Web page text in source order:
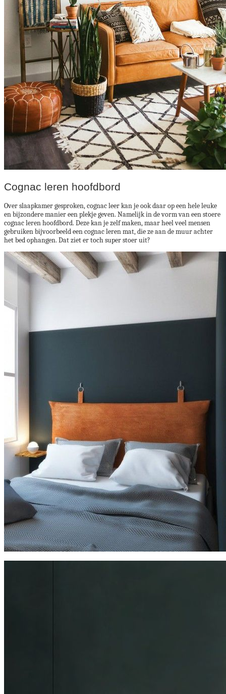
Cognac leren hoofdbord
Over slaapkamer gesproken, cognac leer kan je ook daar op een hele leuke
en bijzondere manier een plekje geven. Namelijk in de vorm van een stoere
cognac leren hoofdbord. Deze kan je zelf maken, maar heel veel mensen
gebruiken bijvoorbeeld een cognac leren mat, die ze aan de muur achter
het bed ophangen. Dat ziet er toch super stoer uit?